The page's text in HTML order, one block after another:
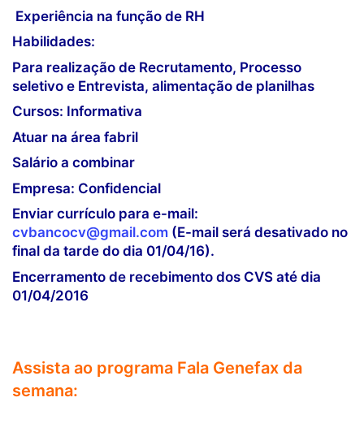
Experiência na função de RH
Habilidades:
Para realização de Recrutamento, Processo
seletivo e Entrevista, alimentação de planilhas
Cursos: Informativa
Atuar na área fabril
Salário a combinar
Empresa: Confidencial
Enviar currículo para e-mail:
cvbancocv@gmail.com (E-mail será desativado no
final da tarde do dia 01/04/16).
Encerramento de recebimento dos CVS até dia
01/04/2016
Assista ao programa Fala Genefax da
semana: